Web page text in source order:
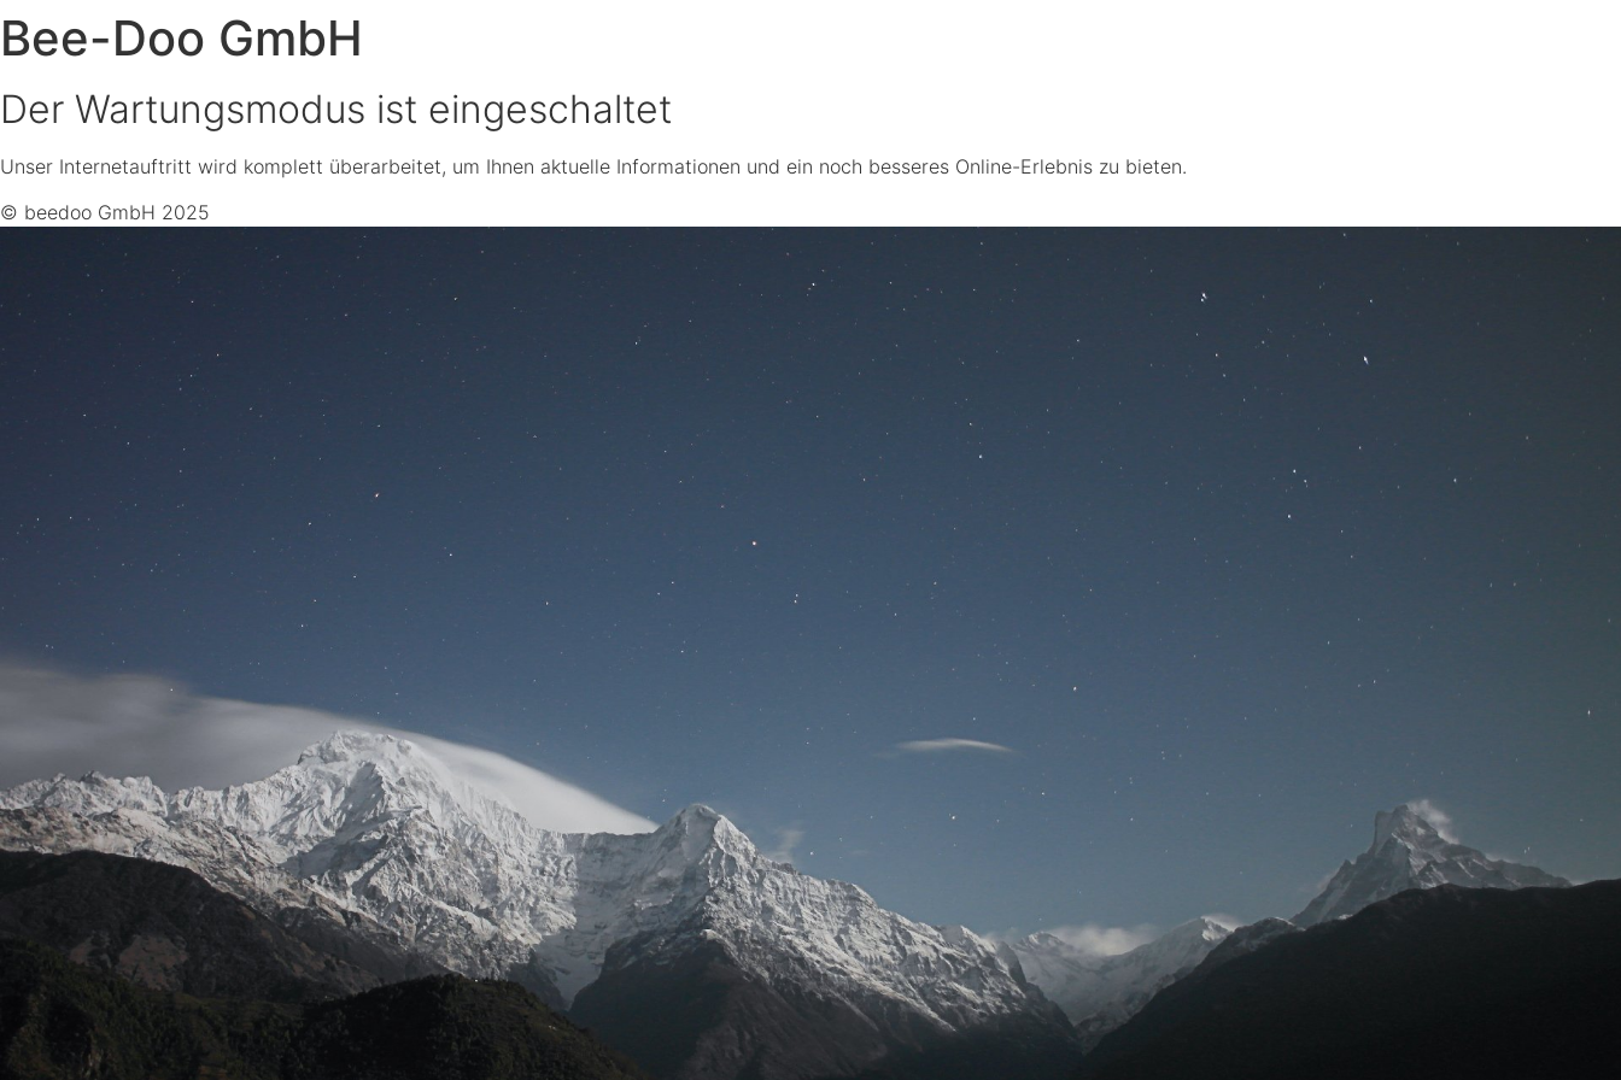
Bee-Doo GmbH
Der Wartungsmodus ist eingeschaltet
Unser Internetauftritt wird komplett überarbeitet, um Ihnen aktuelle Informationen und ein noch besseres Online-Erlebnis zu bieten.
© beedoo GmbH 2025